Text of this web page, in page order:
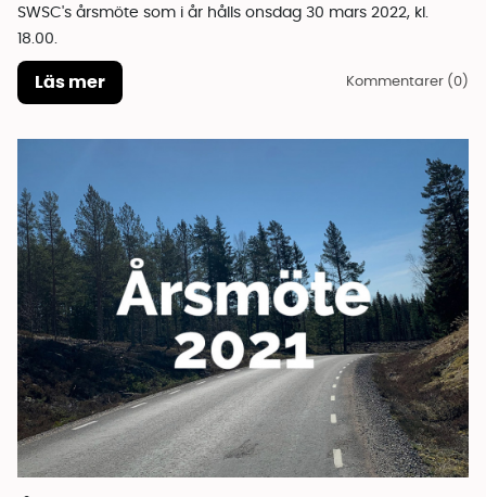
SWSC's årsmöte som i år hålls onsdag 30 mars 2022, kl.
18.00.
Läs mer Kommentarer (0)